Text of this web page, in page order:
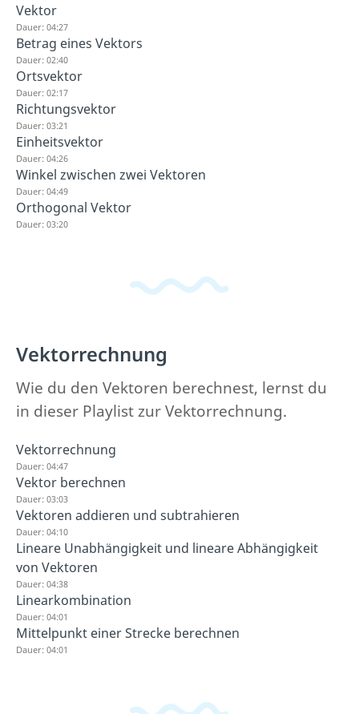
Vektor
Dauer: 04:27
Betrag eines Vektors
Dauer: 02:40
Ortsvektor
Dauer: 02:17
Richtungsvektor
Dauer: 03:21
Einheitsvektor
Dauer: 04:26
Winkel zwischen zwei Vektoren
Dauer: 04:49
Orthogonal Vektor
Dauer: 03:20
Vektorrechnung
Wie du den Vektoren berechnest, lernst du
in dieser Playlist zur Vektorrechnung.
Vektorrechnung
Dauer: 04:47
Vektor berechnen
Dauer: 03:03
Vektoren addieren und subtrahieren
Dauer: 04:10
Lineare Unabhängigkeit und lineare Abhängigkeit
von Vektoren
Dauer: 04:38
Linearkombination
Dauer: 04:01
Mittelpunkt einer Strecke berechnen
Dauer: 04:01